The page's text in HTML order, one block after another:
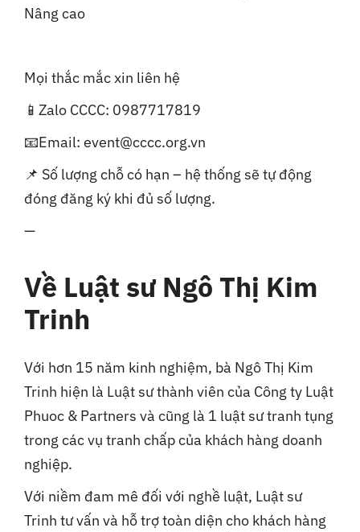
Nâng cao
Mọi thắc mắc xin liên hệ
📱Zalo CCCC: 0987717819
📧Email: event@cccc.org.vn
📌 Số lượng chỗ có hạn – hệ thống sẽ tự động
đóng đăng ký khi đủ số lượng.
—
Về Luật sư Ngô Thị Kim
Trinh
Với hơn 15 năm kinh nghiệm, bà Ngô Thị Kim
Trinh hiện là Luật sư thành viên của Công ty Luật
Phuoc & Partners và cũng là 1 luật sư tranh tụng
trong các vụ tranh chấp của khách hàng doanh
nghiệp.
Với niềm đam mê đối với nghề luật, Luật sư
Trinh tư vấn và hỗ trợ toàn diện cho khách hàng